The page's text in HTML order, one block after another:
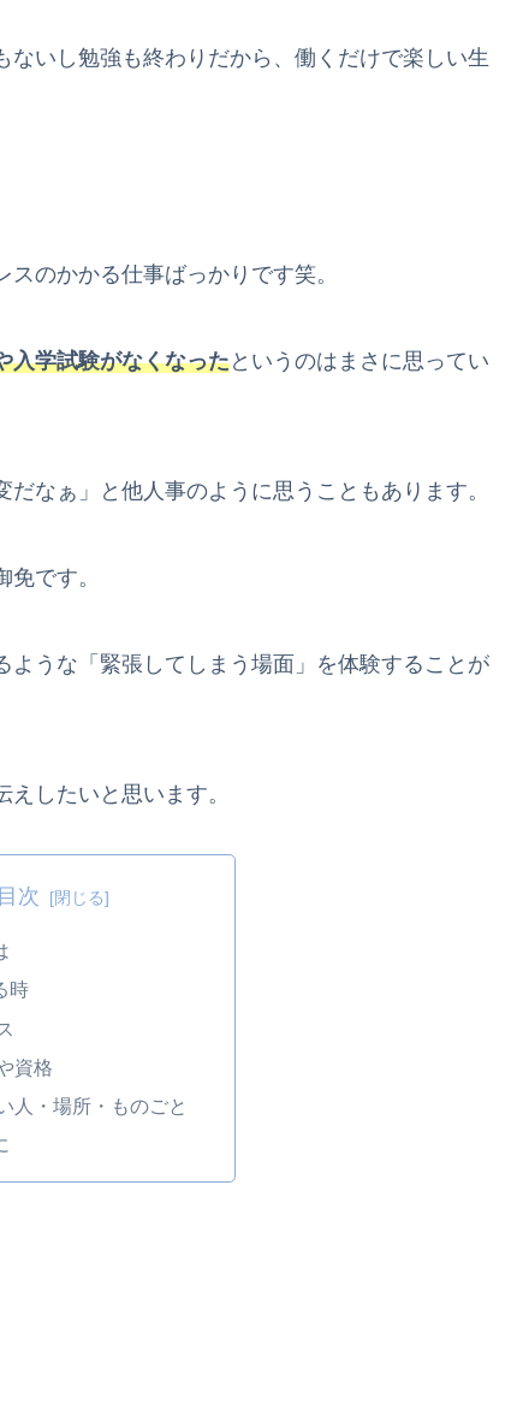
いし勉強も終わりだから、働くだけで楽しい生
のかかる仕事ばっかりです笑。
入学試験がなくなったというのはまさに思ってい
なぁ」と他人事のように思うこともあります。
です。
うな「緊張してしまう場面」を体験することが
したいと思います。
目次
時
資格
人・場所・ものごと